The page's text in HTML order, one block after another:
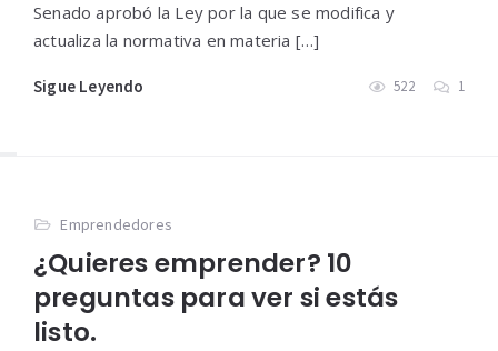
Senado aprobó la Ley por la que se modifica y
actualiza la normativa en materia […]
Sigue Leyendo 522 1
Emprendedores
¿Quieres emprender? 10
preguntas para ver si estás
listo.